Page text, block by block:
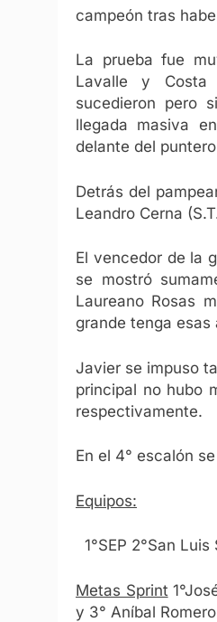
campeón tras
La prueba fue
Lavalle y
sucedieron pero
llegada masiva
delante del
Detrás del
Leandro Cerna
El vencedor de la
se mostró
Laureano Rosas
grande tenga esas
Javier se impuso
principal no hubo
respectivamente.
En el 4° escalón
Equipos:
1°SEP 2°San
Metas Sprint
y 3° Aníbal